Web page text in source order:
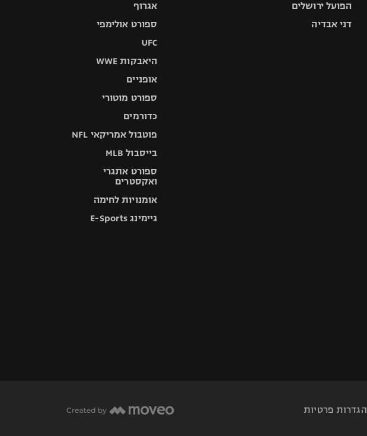
הפועל ירושלים
דני אבדיה
אגרוף
ספורט אולימפי
UFC
היאבקות WWE
אופניים
ספורט מוטורי
כדורמים
פוטבול אמריקאי NFL
בייסבול MLB
ספורט אתגרי
ואקסטרים
אומנויות לחימה
גיימינג E-Sports
הגדרות פרטיות